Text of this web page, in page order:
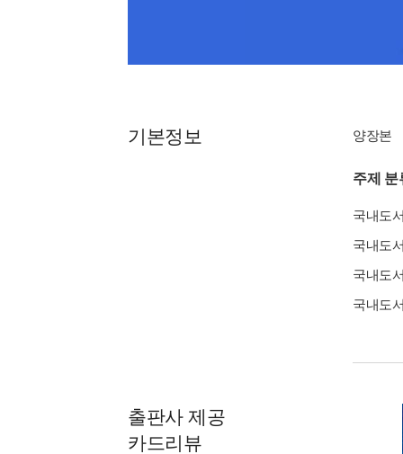
기본정보 양장본
주제 분
국내도
국내도
국내도
국내도
출판사 제공
카드리뷰